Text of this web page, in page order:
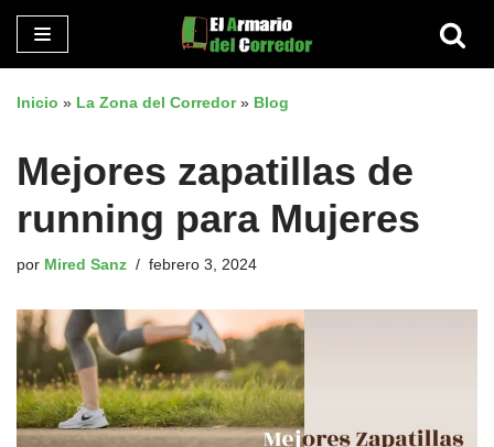
Saltar
contenido
Inicio » La Zona del Corredor» Blog
Mejores zapatillas de
running para Mujeres
por Mired Sanz febrero 3, 2024